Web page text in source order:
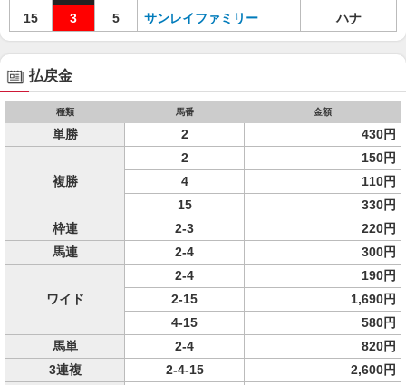
15
3 5 サンレイファミリー ハナ
払戻金
種類 馬番 金額
単勝 2 430円
複勝
2
150円
4
110円
15
330円
枠連
2-3
220円
馬連
2-4 300円
ワイド
2-4
190円
2-15
1,690円
4-15
580円
馬単
2-4
820円
3連複
2-4-15
2,600円